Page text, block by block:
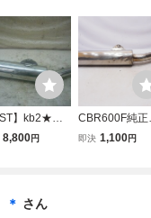
】kb2★ホ
CBR600F P
8,800円
CBR600F純正
イレンサー
即決 1,100円
＊ さん